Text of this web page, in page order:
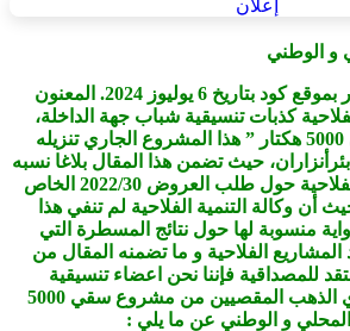
و الوطني
على إثر المقال المنشور بموقع كود بتاريخ 6 يوليوز 2024. المعنون
كذبات تنسيقية شباب جهة الداخلة،
بخصوص مشروع سقي 5000 هكتار ” هذا المشروع الجاري تنزيله
بئرأنزاران، حيث تضمن هذا المقال بلاغا نسبه
الموقع لوكالة التنمية الفلاحية حول طلب العروض 2022/30 الخاص
أن وكالة التنمية الفلاحية لم تنفي هذا
منسوبة لها حول نتائج المسطرة التي
الفلاحية و ما تضمنه المقال من
للمصداقية فإننا نحن اعضاء تنسيقية
شباب جهة الداخلة وادي الذهب المقصيين من مشروع سقي 5000
المحلي و الوطني عن ما يلي :